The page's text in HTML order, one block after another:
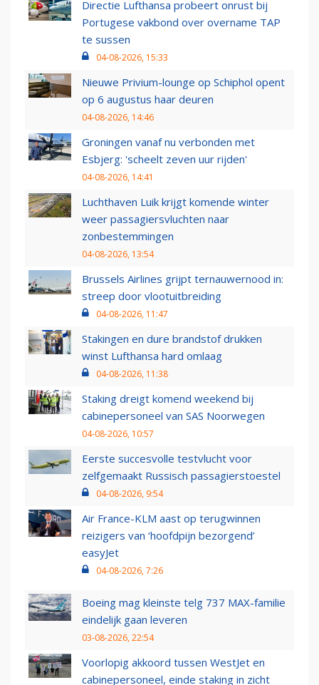
Directie Lufthansa probeert onrust bij
Portugese vakbond over overname TAP
te sussen
04-08-2026, 15:33
Nieuwe Privium-lounge op Schiphol opent
op 6 augustus haar deuren
04-08-2026, 14:46
Groningen vanaf nu verbonden met
Esbjerg: 'scheelt zeven uur rijden'
04-08-2026, 14:41
Luchthaven Luik krijgt komende winter
weer passagiersvluchten naar
zonbestemmingen
04-08-2026, 13:54
Brussels Airlines grijpt ternauwernood in:
streep door vlootuitbreiding
04-08-2026, 11:47
Stakingen en dure brandstof drukken
winst Lufthansa hard omlaag
04-08-2026, 11:38
Staking dreigt komend weekend bij
cabinepersoneel van SAS Noorwegen
04-08-2026, 10:57
Eerste succesvolle testvlucht voor
zelfgemaakt Russisch passagierstoestel
04-08-2026, 9:54
Air France-KLM aast op terugwinnen
reizigers van ‘hoofdpijn bezorgend’
easyJet
04-08-2026, 7:26
Boeing mag kleinste telg 737 MAX-familie
eindelijk gaan leveren
03-08-2026, 22:54
Voorlopig akkoord tussen WestJet en
cabinepersoneel, einde staking in zicht